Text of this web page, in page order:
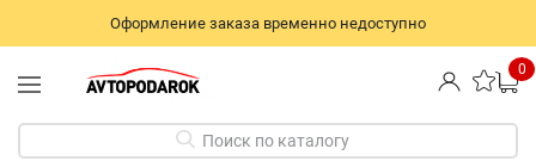
Оформление заказа временно недоступно
0
Поиск по каталогу